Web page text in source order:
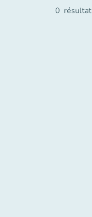
0 résultat